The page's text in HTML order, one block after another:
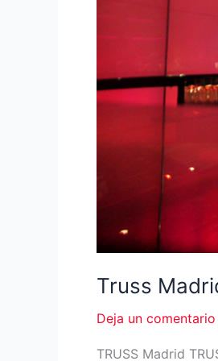
Truss
Deja un comentario
TRUSS Madrid